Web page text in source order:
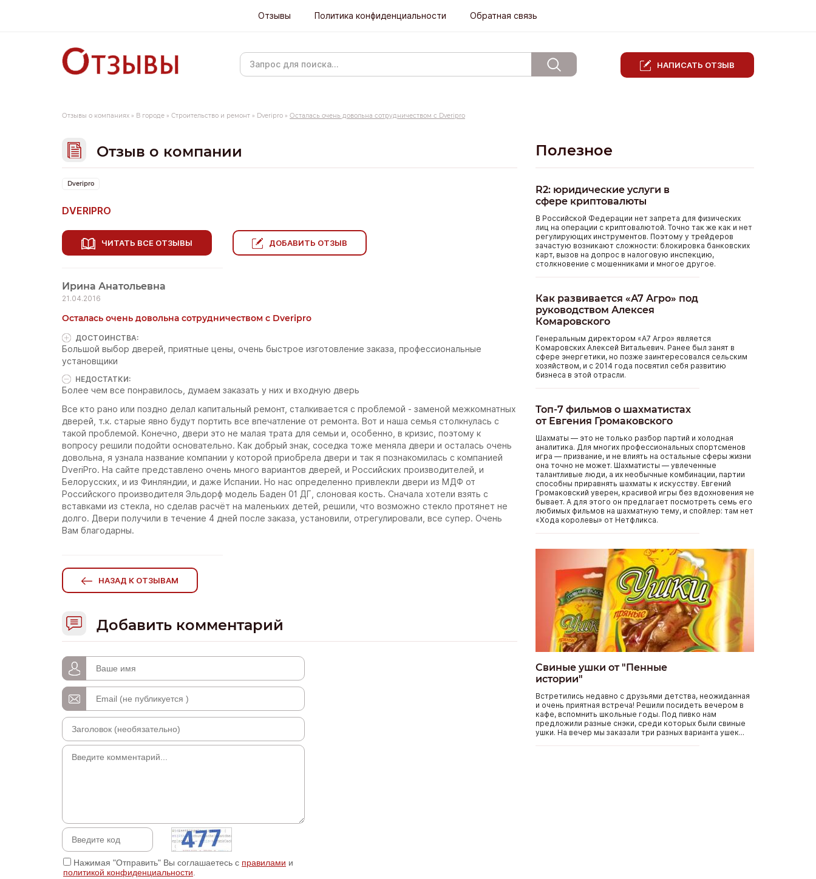
Отзывы Политика конфиденциальности Обратная связь
НАПИСАТЬ ОТЗЫВ
Отзывы о компаниях » В городе » Строительство и ремонт » Dveripro » Осталась очень довольна сотрудничеством с Dveripro
Отзыв о компании
Dveripro
DVERIPRO
ЧИТАТЬ ВСЕ ОТЗЫВЫ ДОБАВИТЬ ОТЗЫВ
Ирина Анатольевна
21.04.2016
Осталась очень довольна сотрудничеством с Dveripro
ДОСТОИНCТВА:
Большой выбор дверей, приятные цены, очень быстрое изготовление заказа, профессиональные
установщики
НЕДОСТАТКИ:
Более чем все понравилось, думаем заказать у них и входную дверь
Все кто рано или поздно делал капитальный ремонт, сталкивается с проблемой - заменой межкомнатных
дверей, т.к. старые явно будут портить все впечатление от ремонта. Вот и наша семья столкнулась с
такой проблемой. Конечно, двери это не малая трата для семьи и, особенно, в кризис, поэтому к
вопросу решили подойти основательно. Как добрый знак, соседка тоже меняла двери и осталась очень
довольна, я узнала название компании у которой приобрела двери и так я познакомилась с компанией
DveriPro. На сайте представлено очень много вариантов дверей, и Российских производителей, и
Белорусских, и из Финляндии, и даже Испании. Но нас определенно привлекли двери из МДФ от
Российского производителя Эльдорф модель Баден 01 ДГ, слоновая кость. Сначала хотели взять с
вставками из стекла, но сделав расчёт на маленьких детей, решили, что возможно стекло протянет не
долго. Двери получили в течение 4 дней после заказа, установили, отрегулировали, все супер. Очень
Вам благодарны.
НАЗАД К ОТЗЫВАМ
Добавить комментарий
Нажимая "Отправить" Вы соглашаетесь с правилами и
политикой конфиденциальности
Полезное
R2: юридические услуги в
сфере криптовалюты
В Российской Федерации нет запрета для физических
лиц на операции с криптовалютой. Точно так же как и нет
регулирующих инструментов. Поэтому у трейдеров
зачастую возникают сложности: блокировка банковских
карт, вызов на допрос в налоговую инспекцию,
столкновение с мошенниками и многое другое.
Как развивается «А7 Агро» под
руководством Алексея
Комаровского
Генеральным директором «А7 Агро» является
Комаровских Алексей Витальевич. Ранее был занят в
сфере энергетики, но позже заинтересовался сельским
хозяйством, и с 2014 года посвятил себя развитию
бизнеса в этой отрасли.
Топ-7 фильмов о шахматистах
от Евгения Громаковского
Шахматы — это не только разбор партий и холодная
аналитика. Для многих профессиональных спортсменов
игра — призвание, и не влиять на остальные сферы жизни
она точно не может. Шахматисты — увлеченные
талантливые люди, а их необычные комбинации, партии
способны приравнять шахматы к искусству. Евгений
Громаковский уверен, красивой игры без вдохновения не
бывает. А для этого он предлагает посмотреть семь его
любимых фильмов на шахматную тему, и спойлер: там нет
«Хода королевы» от Нетфликса.
Свиные ушки от "Пенные
истории"
Встретились недавно с друзьями детства, неожиданная
и очень приятная встреча! Решили посидеть вечером в
кафе, вспомнить школьные годы. Под пивко нам
предложили разные снэки, среди которых были свиные
ушки. На вечер мы заказали три разных варианта ушек...